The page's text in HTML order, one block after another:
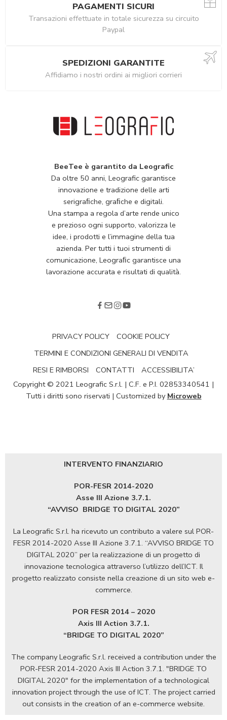
PAGAMENTI SICURI
Transazioni effettuate in totale sicurezza su circuito
Paypal
SPEDIZIONI GARANTITE
Affidiamo i nostri ordini ai migliori corrieri
BeeTee è garantito da Leografic
Da oltre 50 anni, Leografic garantisce
innovazione e tradizione delle arti
serigraﬁche, graﬁche e digitali.
Una stampa a regola d’arte rende unico
e prezioso ogni supporto, valorizza le
idee, i prodotti e l’immagine della tua
azienda. Per tutti i tuoi strumenti di
comunicazione, Leograﬁc garantisce una
lavorazione accurata e risultati di qualità.
PRIVACY POLICY
COOKIE POLICY
TERMINI E CONDIZIONI GENERALI DI VENDITA
RESI E RIMBORSI
CONTATTI
ACCESSIBILITA’
Copyright © 2021 Leografic S.r.l. | C.F. e P.I. 02853340541 |
Tutti i diritti sono riservati | Customized by Microweb
INTERVENTO FINANZIARIO
POR-FESR 2014-2020
Asse III Azione 3.7.1.
“AVVISO BRIDGE TO DIGITAL 2020”
La Leografic S.r.l. ha ricevuto un contributo a valere sul POR-
FESR 2014-2020 Asse III Azione 3.7.1. “AVVISO BRIDGE TO
DIGITAL 2020” per la realizzazione di un progetto di
innovazione tecnologica attraverso l’utilizzo dell’ICT. Il
progetto realizzato consiste nella creazione di un sito web e-
commerce.
POR FESR 2014 – 2020
Axis III Action 3.7.1.
“BRIDGE TO DIGITAL 2020”
The company Leografic S.r.l. received a contribution under the
POR-FESR 2014-2020 Axis III Action 3.7.1. "BRIDGE TO
DIGITAL 2020" for the implementation of a technological
innovation project through the use of ICT. The project carried
out consists in the creation of an e-commerce website.